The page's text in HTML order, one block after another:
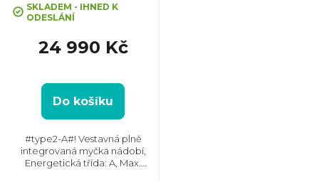
o
SKLADEM - IHNED K
ODESLÁNÍ
24 990 Kč
Do košíku
#type2-A#! Vestavná plně
integrovaná myčka nádobí,
Energetická třída: A, Max.